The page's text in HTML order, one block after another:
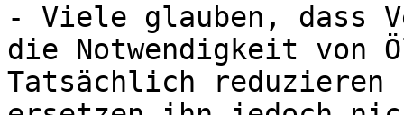
- Viele glauben, dass
die Notwendigkeit
Tatsächlich reduzieren